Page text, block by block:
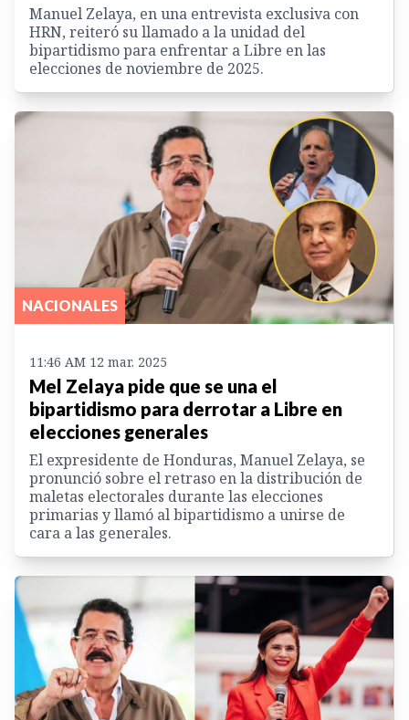
Manuel Zelaya, en una entrevista exclusiva con
HRN, reiteró su llamado a la unidad del
bipartidismo para enfrentar a Libre en las
elecciones de noviembre de 2025.
NACIONALES
11:46 AM 12 mar. 2025
Mel Zelaya pide que se una el
bipartidismo para derrotar a Libre en
elecciones generales
El expresidente de Honduras, Manuel Zelaya, se
pronunció sobre el retraso en la distribución de
maletas electorales durante las elecciones
primarias y llamó al bipartidismo a unirse de
cara a las generales.